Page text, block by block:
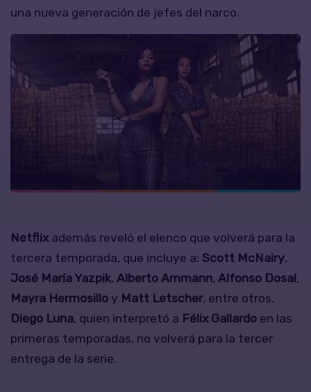
una nueva generación de jefes del narco.
Netflixademás reveló el elenco que volverá para la
tercera temporada, que incluye a: Scott McNairy,
José María Yazpik, Alberto Ammann, Alfonso Dosal,
Mayra Hermosillo y Matt Letscher, entre otros.
Diego Luna, quien interpretó a Félix Gallardo en las
primeras temporadas, no volverá para la tercer
entrega de la serie.